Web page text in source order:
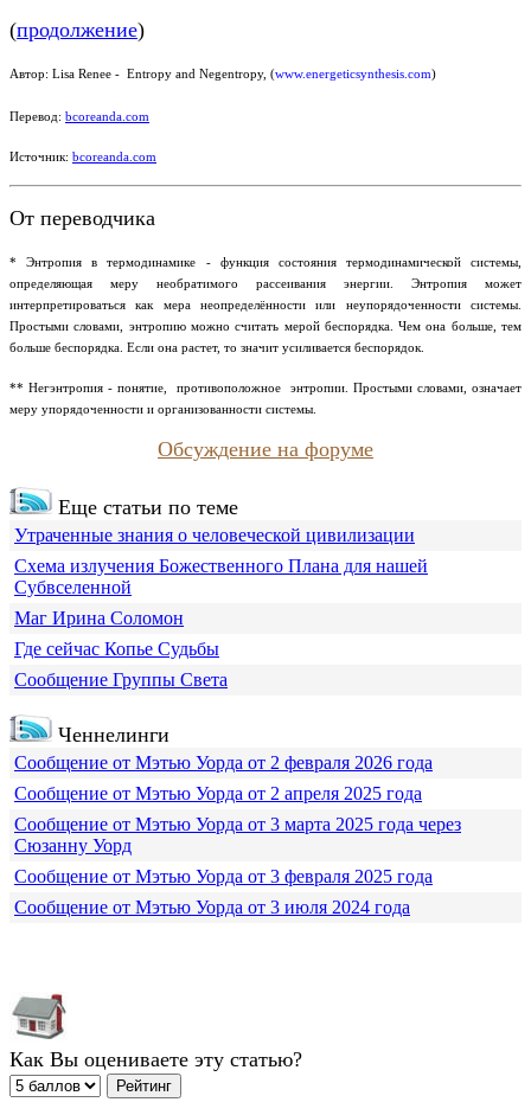
(продолжение)
Автор: Lisa Renee - Entropy and Negentropy, (www.energeticsynthesis.com)
Перевод: bcoreanda.com
Источник: bcoreanda.com
От переводчика
* Энтропия в термодинамике - функция состояния термодинамической системы,
определяющая меру необратимого рассеивания энергии. Энтропия может
интерпретироваться как мера неопределённости или неупорядоченности системы.
Простыми словами, энтропию можно считать мерой беспорядка. Чем она больше, тем
больше беспорядка. Если она растет, то значит усиливается беспорядок.
** Негэнтропия - понятие, противоположное энтропии. Простыми словами, означает
меру упорядоченности и организованности системы.
Обсуждение на форуме
Еще статьи по теме
Утраченные знания о человеческой цивилизации
Схема излучения Божественного Плана для нашей
Субвселенной
Маг Ирина Соломон
Где сейчас Копье Судьбы
Сообщение Группы Света
Ченнелинги
Сообщение от Мэтью Уорда от 2 февраля 2026 года
Сообщение от Мэтью Уорда от 2 апреля 2025 года
Сообщение от Мэтью Уорда от 3 марта 2025 года через
Сюзанну Уорд
Сообщение от Мэтью Уорда от 3 февраля 2025 года
Сообщение от Мэтью Уорда от 3 июля 2024 года
Как Вы оцениваете эту статью?